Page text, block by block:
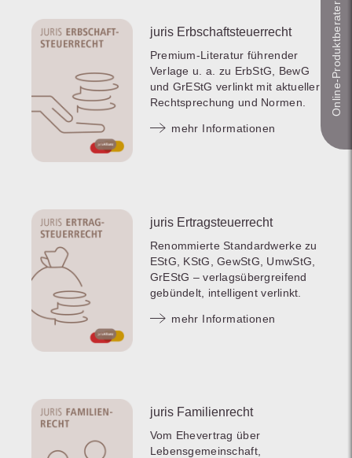
juris Erbschaftsteuerrecht
Premium-Literatur führender
Verlage u. a. zu ErbStG, BewG
und GrEStG verlinkt mit aktueller
Rechtsprechung und Normen.
mehr Informationen
juris Ertragsteuerrecht
Renommierte Standardwerke zu
EStG, KStG, GewStG, UmwStG,
GrEStG – verlagsübergreifend
gebündelt, intelligent verlinkt.
mehr Informationen
juris Familienrecht
Vom Ehevertrag über
Lebensgemeinschaft,
Online-Produkt­berater